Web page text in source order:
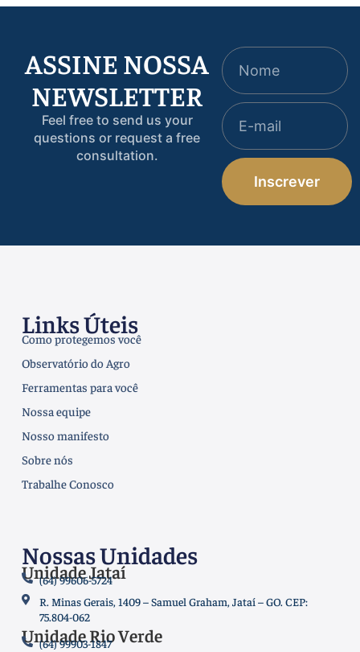
ASSINE NOSSA
NEWSLETTER
Feel free to send us your
questions or request a free
consultation.
Inscrever
Links Úteis
Como protegemos você
Observatório do Agro
Ferramentas para você
Nossa equipe
Nosso manifesto
Sobre nós
Trabalhe Conosco
Nossas Unidades
Unidade Jataí
(64) 99606-5724
R. Minas Gerais, 1409 – Samuel Graham, Jataí – GO. CEP:
75.804-062
Unidade Rio Verde
(64) 99903-1847